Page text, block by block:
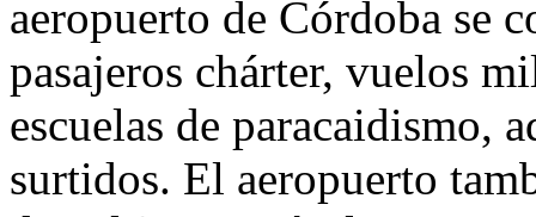
aeropuerto de Córdoba se
pasajeros chárter, vuelos
escuelas de paracaidismo,
surtidos. El aeropuerto